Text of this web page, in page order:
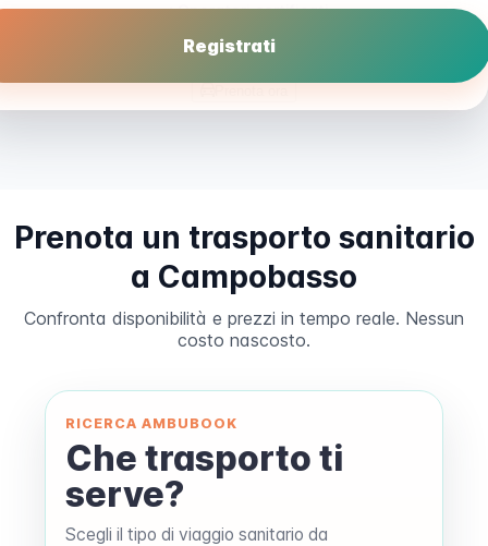
Registrati
✓ Operatori certificati
Prenota un trasporto sanitario
a Campobasso
Confronta disponibilità e prezzi in tempo reale. Nessun
costo nascosto.
RICERCA AMBUBOOK
Che trasporto ti
serve?
Scegli il tipo di viaggio sanitario da